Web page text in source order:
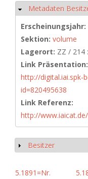
Ausblenden
Metadaten
Erscheinungsjahr:
Sektion: volume
Lagerort: ZZ / 214
Link Präsentation:
http://digital.iai.spk-
id=820495638
Link Referenz:
http://
Anzeigen
Besitzer
5.1891=Nr.